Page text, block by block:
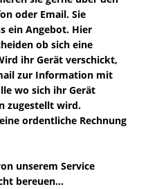
oder Email. Sie
ein Angebot. Hier
ob sich eine
ihr Gerät verschickt,
zur Information mit
wo sich ihr Gerät
zugestellt wird.
ordentliche Rechnung
unserem Service
bereuen...